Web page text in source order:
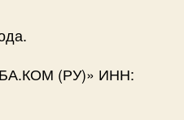
(РУ)» ИНН: